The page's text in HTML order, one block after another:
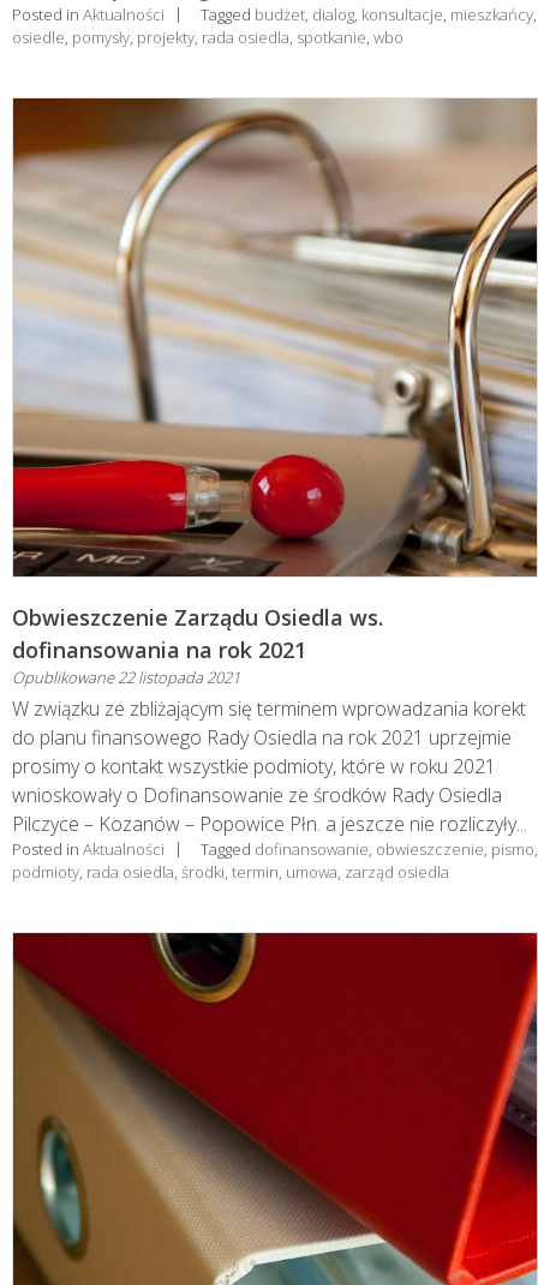
Posted in Aktualności Tagged budżet dialog konsultacje mieszkańcy
osiedle pomysły projekty rada osiedla spotkanie wbo
Obwieszczenie Zarządu Osiedla ws.
dofinansowania na rok 2021
Opublikowane22 listopada 2021
W związku ze zbliżającym się terminem wprowadzania korekt
do planu finansowego Rady Osiedla na rok 2021 uprzejmie
prosimy o kontakt wszystkie podmioty, które w roku 2021
wnioskowały o Dofinansowanie ze środków Rady Osiedla
Pilczyce – Kozanów – Popowice Płn. a jeszcze nie rozliczyły...
Posted in Aktualności Tagged dofinansowanie, obwieszczenie, pismo,
podmioty, rada osiedla, środki, termin, umowa, zarząd osiedla